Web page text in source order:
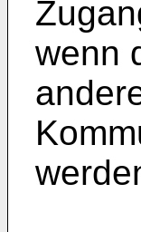
wenn